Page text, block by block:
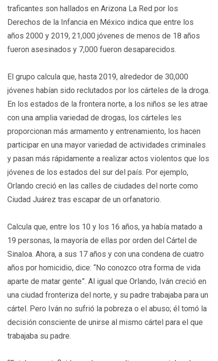
traficantes son hallados en Arizona La Red por los
Derechos de la Infancia en México indica que entre los
años 2000 y 2019, 21,000 jóvenes de menos de 18 años
fueron asesinados y 7,000 fueron desaparecidos.
El grupo calcula que, hasta 2019, alrededor de 30,000
jóvenes habían sido reclutados por los cárteles de la droga.
En los estados de la frontera norte, a los niños se les atrae
con una amplia variedad de drogas, los cárteles les
proporcionan más armamento y entrenamiento, los hacen
participar en una mayor variedad de actividades criminales
y pasan más rápidamente a realizar actos violentos que los
jóvenes de los estados del sur del país. Por ejemplo,
Orlando creció en las calles de ciudades del norte como
Ciudad Juárez tras escapar de un orfanatorio.
Calcula que, entre los 10 y los 16 años, ya había matado a
19 personas, la mayoría de ellas por orden del Cártel de
Sinaloa. Ahora, a sus 17 años y con una condena de cuatro
años por homicidio, dice: “No conozco otra forma de vida
aparte de matar gente”. Al igual que Orlando, Iván creció en
una ciudad fronteriza del norte, y su padre trabajaba para un
cártel. Pero Iván no sufrió la pobreza o el abuso; él tomó la
decisión consciente de unirse al mismo cártel para el que
trabajaba su padre.